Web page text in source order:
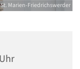
Marien-Friedrichswerder